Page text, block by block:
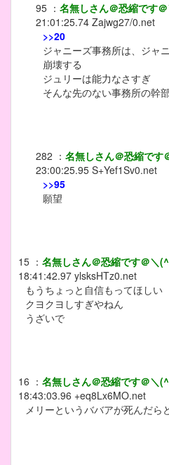
95 ： 名無しさん＠恐縮です
21:01:25.74 Zajwg27/0.net
>>20
ジャニーズ事務所は、ジャ
崩壊する
ジュリーは能力なさすぎ
そんな先のない事務所の幹
282 ： 名無しさん＠恐縮です
23:00:25.95 S+Yef1Sv0.net
>>95
願望
15 ： 名無しさん＠恐縮です＠＼
18:41:42.97 ylsksHTz0.net
もうちょっと自信もってほしい
クヨクヨしすぎやねん
うざいで
16 ： 名無しさん＠恐縮です＠＼
18:43:03.96 +eq8Lx6MO.net
メリーというババアが死んだら